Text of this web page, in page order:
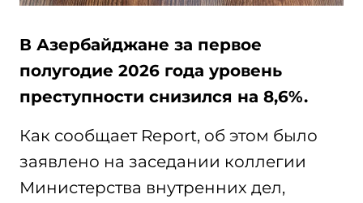
В Азербайджане за первое
полугодие 2026 года уровень
преступности снизился на 8,6%.
Как сообщает Report, об этом было
заявлено на заседании коллегии
Министерства внутренних дел,